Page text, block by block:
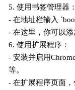
5. 使用书签管理器：
- 在地址栏输入
- 在这里，你可以添
6. 使用扩展程序：
- 安装并启用
等。
- 在扩展程序页面